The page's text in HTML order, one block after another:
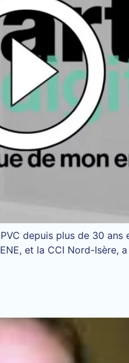
depuis plus de 30
et la CCI Nord-Isère,